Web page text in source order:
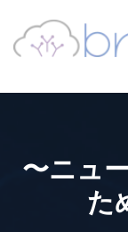
〜ニュ
た